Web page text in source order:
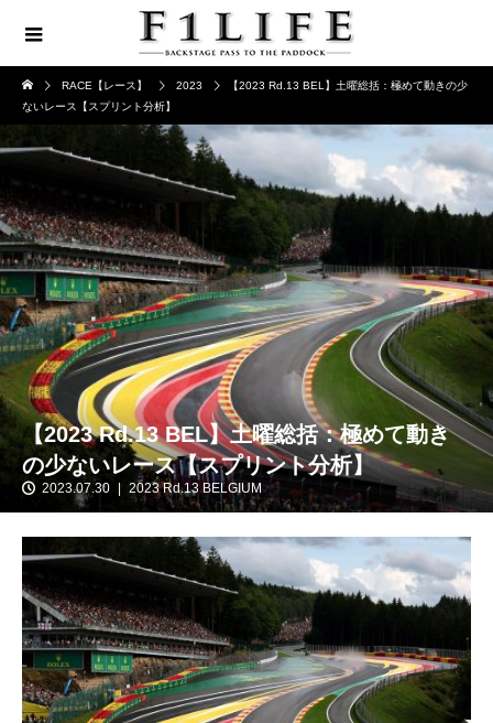
RACE【レース】 2023
【2023 Rd.13 BEL】土曜総括：極めて動きの少
ないレース【スプリント分析】
【2023 Rd.13 BEL】土曜総括：極めて動き
の少ないレース【スプリント分析】
2023.07.30 2023 Rd.13 BELGIUM